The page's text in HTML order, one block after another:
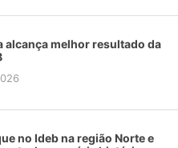
alcança melhor resultado da
no Ideb na região Norte e